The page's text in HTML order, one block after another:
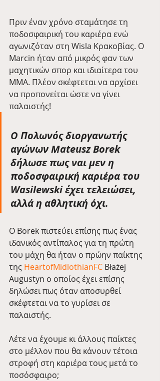
Πριν έναν χρόνο σταμάτησε τη
ποδοσφαιρική του καριέρα ενώ
αγωνιζόταν στη Wisla Κρακοβίας. Ο
Marcin ήταν από μικρός φαν των
μαχητικών σπορ και ιδιαίτερα του
MMA. Πλέον σκέφτεται να αρχίσει
να προπονείται ώστε να γίνει
παλαιστής!
O Πολωνός διοργανωτής
αγώνων Mateusz Borek
δήλωσε πως ναι μεν η
ποδοσφαιρική καριέρα του
Wasilewski έχει τελειώσει,
αλλά η αθλητική όχι.
Ο Borek πιστεύει επίσης πως ένας
ιδανικός αντίπαλος για τη πρώτη
του μάχη θα ήταν ο πρώην παίκτης
της HeartofMidlothianFC Błażej
Augustyn o οποίος έχει επίσης
δηλώσει πως όταν αποσυρθεί
σκέφτεται να το γυρίσει σε
παλαιστής.
Λέτε να έχουμε κι άλλους παίκτες
στο μέλλον που θα κάνουν τέτοια
στροφή στη καριέρα τους μετά το
ποσόσφαιρο;